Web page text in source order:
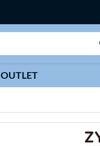
OUTLET